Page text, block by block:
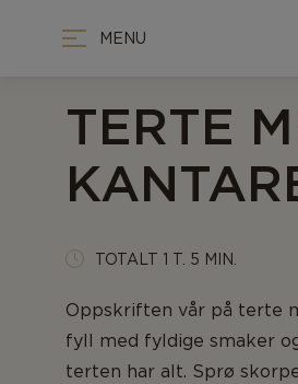
MENU
TERTE
TOTALT 1 T. 5 MIN.
Oppskriften vår på terte
fyll med fyldige smaker
terten har alt. Sprø